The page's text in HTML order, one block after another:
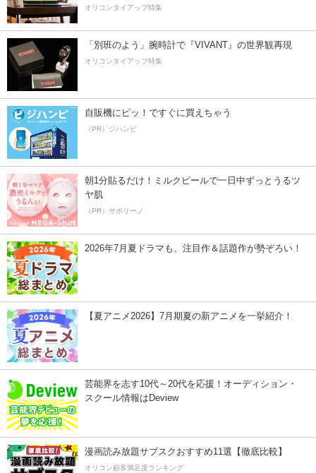
オリコンタイアップ特集
「別班のよう」腕時計で『VIVANT』の世界観再現
オリコンタイアップ特集
自販機にピッ！ですぐに買えちゃう
（PR）ジハンピ
朝1分貼るだけ！ミルクピールで一日中ずっとうるツ
ヤ肌
（PR）サボリーノ
2026年7月夏ドラマも、注目作＆話題作が勢ぞろい！
【夏アニメ2026】7月期夏の新アニメを一挙紹介！
芸能界を志す10代～20代を応援！オーディション・
スクール情報はDeview
漫画読み放題サブスクおすすめ11選【徹底比較】
オリコン顧客満足度ランキング